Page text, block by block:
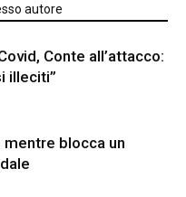
autore
Conte all’attacco:
illeciti”
blocca un